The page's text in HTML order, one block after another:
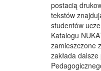
postacią
tekstów
studentów
Katalogu
zamieszczone
zakłada